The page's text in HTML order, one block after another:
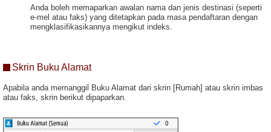
Anda boleh memaparkan awalan nama dan jenis destinasi (seperti
e-mel atau faks) yang ditetapkan pada masa pendaftaran dengan
mengklasifikasikannya mengikut indeks.
Skrin Buku Alamat
Apabila anda memanggil Buku Alamat dari skrin [Rumah] atau skrin imbas
atau faks, skrin berikut dipaparkan.